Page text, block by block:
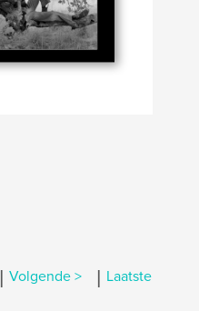
| Volgende > | Laatste